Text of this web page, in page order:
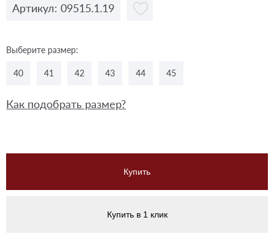
Артикул: 09515.1.19
Выберите размер:
40 41 42 43 44 45
Как подобрать размер?
Купить
Купить в 1 клик